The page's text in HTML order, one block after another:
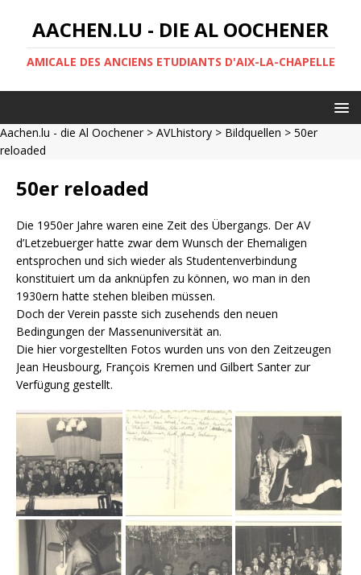
AACHEN.LU - DIE AL OOCHENER
AMICALE DES ANCIENS ETUDIANTS D'AIX-LA-CHAPELLE
Aachen.lu - die Al Oochener> AVLhistory > Bildquellen > 50er
reloaded
50er reloaded
Die 1950er Jahre waren eine Zeit des Übergangs. Der AV
d’Letzebuerger hatte zwar dem Wunsch der Ehemaligen
entsprochen und sich wieder als Studentenverbindung
konstituiert um da anknüpfen zu können, wo man in den
1930ern hatte stehen bleiben müssen.
Doch der Verein passte sich zusehends den neuen
Bedingungen der Massenuniversität an.
Die hier vorgestellten Fotos wurden uns von den Zeitzeugen
Jean Heusbourg, François Kremen und Gilbert Santer zur
Verfügung gestellt.